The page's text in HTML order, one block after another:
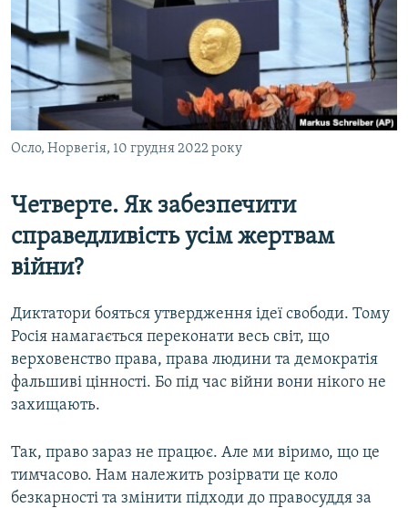
Осло, Норвегія, 10 грудня 2022 року
Четверте. Як забезпечити
справедливість усім жертвам
війни?
Диктатори бояться утвердження ідеї свободи. Тому
Росія намагається переконати весь світ, що
верховенство права, права людини та демократія
фальшиві цінності. Бо під час війни вони нікого не
захищають.
Так, право зараз не працює. Але ми віримо, що це
тимчасово. Нам належить розірвати це коло
безкарності та змінити підходи до правосуддя за